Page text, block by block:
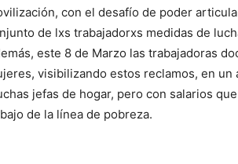
con el desafío de poder
de lxs trabajadorxs medidas de
este 8 de Marzo las trabajadoras
visibilizando estos reclamos, en
jefas de hogar, pero con salarios
de la línea de pobreza.